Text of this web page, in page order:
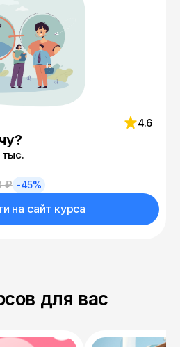
и закрепите зна
От вас
время и удобное место,
и не спеша
4.6
₽ -45%
на сайт курса
для вас